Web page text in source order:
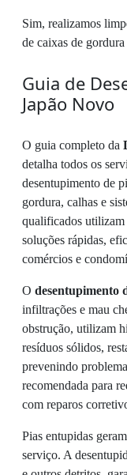
Sim, realizamos
de caixas de
Guia de
Japão Novo
O guia completo da
detalha todos os
desentupimento de
gordura, calhas e
qualificados utilizam
soluções rápidas,
comércios e
O desentupimento
infiltrações e mau
obstrução, utilizam
resíduos sólidos,
prevenindo
recomendada para
com reparos
Pias entupidas
serviço. A